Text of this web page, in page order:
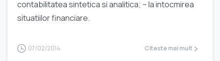
contabilitatea sintetica si analitica; – la intocmirea
situatiilor financiare.
07/02/2014 Citeste mai mult